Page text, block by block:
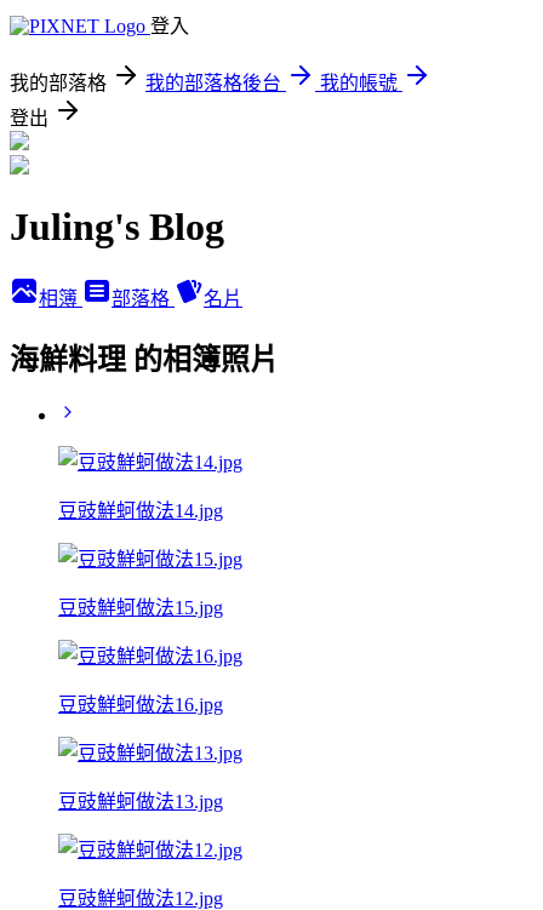
登入
我的部落格 我的部落格後台
我的帳號
登出
Juling's Blog
相簿 部落格 名片
海鮮料理 的相簿照片
豆豉鮮蚵做法14.jpg
豆豉鮮蚵做法15.jpg
豆豉鮮蚵做法16.jpg
豆豉鮮蚵做法13.jpg
豆豉鮮蚵做法12.jpg